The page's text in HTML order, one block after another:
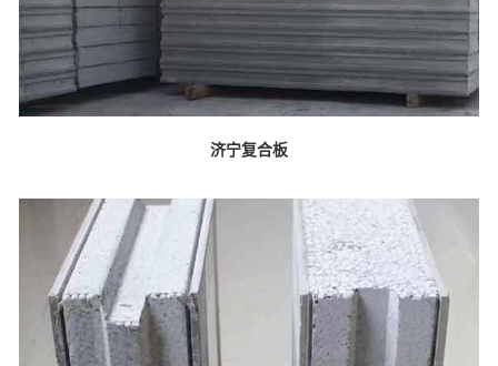
济宁复合板